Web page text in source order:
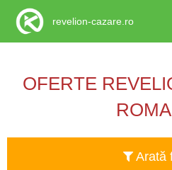
OFERTE
Arată
revelion-cazare.ro